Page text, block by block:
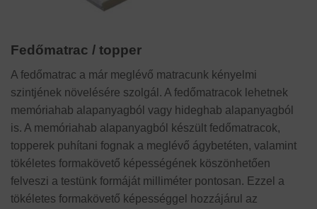
Fedőmatrac / topper
A fedőmatrac a már meglévő matracunk kényelmi
szintjének növelésére szolgál. A fedőmatracok lehetnek
memóriahab alapanyagból vagy hideghab alapanyagból
is. A memóriahab alapanyagból készült fedőmatracok,
topperek puhítani fognak a meglévő ágybetéten, valamint
tökéletes formakövető képességének köszönhetően
felveszi a testünk formáját milliméter pontosan. Ezzel a
tökéletes formakövető képességgel hozzájárul az